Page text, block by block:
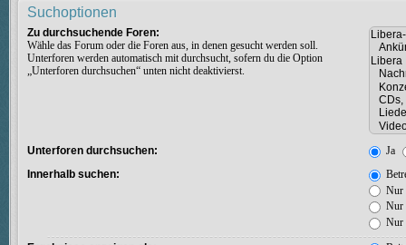
Suchoptionen
Zu durchsuchende Foren:
Wähle das Forum oder die Foren aus, in denen gesucht werden soll.
Unterforen werden automatisch mit durchsucht, sofern du die Option
„Unterforen durchsuchen“ unten nicht deaktivierst.
Unterforen durchsuchen:
Ja
Innerhalb suchen:
Nur
Nur
Nur